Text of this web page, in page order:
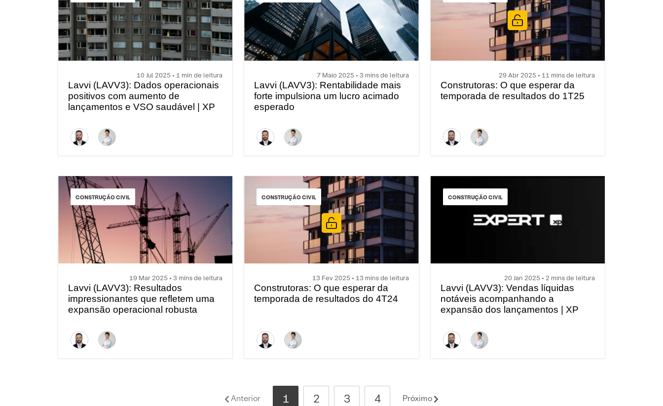
10 Jul 2025 • 1 min de leitura
Lavvi (LAVV3): Dados operacionais
positivos com aumento de
lançamentos e VSO saudável | XP
7 Maio 2025 • 3 mins de leitura
Lavvi (LAVV3): Rentabilidade mais
forte impulsiona um lucro acimado
esperado
29 Abr 2025 • 11 mins de leitura
Construtoras: O que esperar da
temporada de resultados do 1T25
CONSTRUÇÃO CIVIL
19 Mar 2025 • 3 mins de leitura
Lavvi (LAVV3): Resultados
impressionantes que refletem uma
expansão operacional robusta
CONSTRUÇÃO CIVIL
13 Fev 2025 • 13 mins de leitura
Construtoras: O que esperar da
temporada de resultados do 4T24
CONSTRUÇÃO CIVIL
20 Jan 2025 • 2 mins de leitura
Lavvi (LAVV3): Vendas líquidas
notáveis acompanhando a
expansão dos lançamentos | XP
Anterior 1 2 3 4 Próximo